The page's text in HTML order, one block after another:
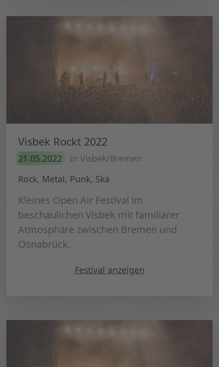
Visbek Rockt 2022
21.05.2022
in Visbek/Bremen
Rock, Metal, Punk, Ska
Kleines Open Air Festival im
beschaulichen Visbek mit familiärer
Atmosphäre zwischen Bremen und
Osnabrück.
Festival " Visbek Rockt 2022"
anzeigen